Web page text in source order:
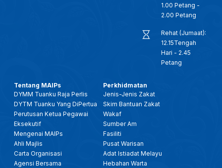
1.00 Petang -
2.00 Petang
Rehat (Jumaat):
12.15Tengah
Hari - 2.45
Petang
Tentang MAIPs
DYMM Tuanku Raja Perlis
DYTM Tuanku Yang DiPertua
Perutusan Ketua Pegawai
Eksekutif
Mengenai MAIPs
Ahli Majlis
Carta Organisasi
Agensi Bersama
Perkhidmatan
Jenis-Jenis Zakat
Skim Bantuan Zakat
Wakaf
Sumber Am
Fasiliti
Pusat Warisan
Adat Istiadat Melayu
Hebahan Warta